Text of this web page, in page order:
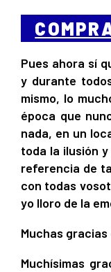
Pues ahora sí
y durante
mismo, lo
época que
nada, en un
toda la ilusión
referencia de
con todas
yo lloro de la
Muchas
Muchísimas